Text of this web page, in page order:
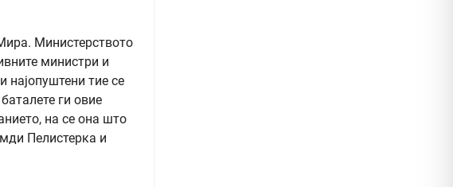
Министерството
министри и
најопуштени тие се
ги овие
на се она што
Пелистерка и